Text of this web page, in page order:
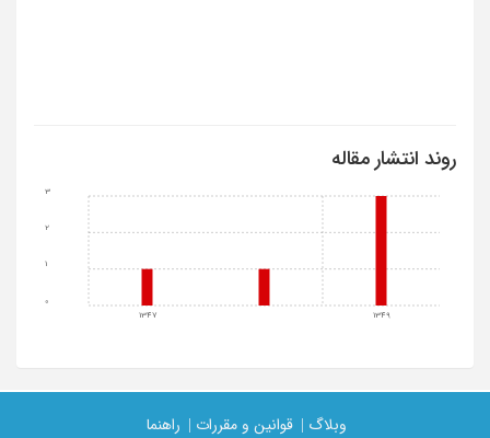
روند انتشار مقاله
1347 1349
0
1
2
3
وبلاگ | قوانین و مقررات | راهنما